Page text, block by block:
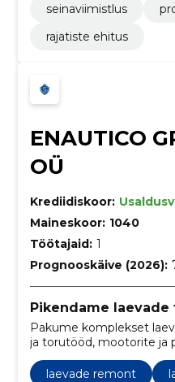
seinaviimistlus
rajatiste ehitus
ENAUTICO
OÜ
Krediidiskoor:
Maineskoor: 1040
Töötajaid: 1
Prognooskäive (2026):
Pikendame
Pakume komplekset
ja torutööd, mootorite ja
restaureerimine ja
ning suurendame
laevade remont